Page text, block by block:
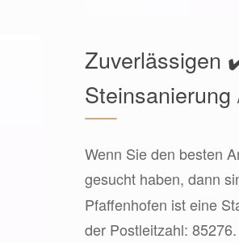
Zuverlässigen
Wenn Sie den besten
gesucht haben, dann
Pfaffenhofen ist eine
der Postleitzahl: 85276.